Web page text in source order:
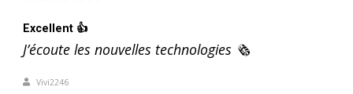
Excellent 👍
J’écoute les nouvelles technologies 🗞️
Vivi2246